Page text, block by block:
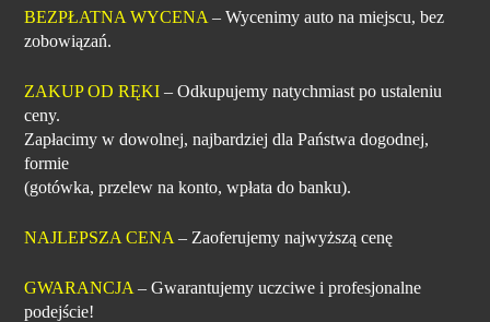
BEZPŁATNA WYCENA – Wycenimy auto na miejscu, bez
zobowiązań.
ZAKUP OD RĘKI – Odkupujemy natychmiast po ustaleniu
ceny.
Zapłacimy w dowolnej, najbardziej dla Państwa dogodnej,
formie
(gotówka, przelew na konto, wpłata do banku).
NAJLEPSZA CENA – Zaoferujemy najwyższą cenę
GWARANCJA – Gwarantujemy uczciwe i profesjonalne
podejście!